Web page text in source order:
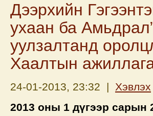
Дээрхийн
ухаан ба
уулзалтанд
Хаалтын
24-01-2013, 23:32 | Хэвлэх
2013 оны 1 дүгээр сарын